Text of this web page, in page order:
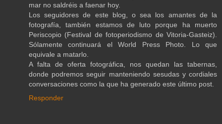
mar no saldréis a faenar hoy.
Los seguidores de este blog, o sea los amantes de la
fotografía, también estamos de luto porque ha muerto
Periscopio (Festival de fotoperiodismo de Vitoria-Gasteiz).
Sólamente continuará el World Press Photo. Lo que
equivale a matarlo.
A falta de oferta fotográfica, nos quedan las tabernas,
donde podremos seguir manteniendo sesudas y cordiales
conversaciones como la que ha generado este último post.
Responder